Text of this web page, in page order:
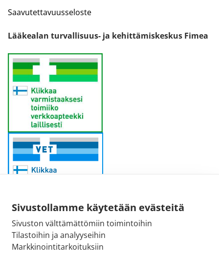
Sivustollamme käytetään evästeitä
Sivuston välttämättömiin toimintoihin
Tilastoihin ja analyyseihin
Markkinointitarkoituksiin
Saavutettavuusseloste
Lääkealan turvallisuus- ja kehittämiskeskus Fimea
Sähköpostiosoite:
kirjaamo@fimea.fi